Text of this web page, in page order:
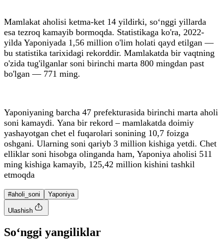
Mamlakat aholisi ketma-ket 14 yildirki, so‘nggi yillarda
esa tezroq kamayib bormoqda. Statistikaga ko'ra, 2022-
yilda Yaponiyada 1,56 million o'lim holati qayd etilgan —
bu statistika tarixidagi rekorddir. Mamlakatda bir vaqtning
o'zida tug'ilganlar soni birinchi marta 800 mingdan past
bo'lgan — 771 ming.
Yaponiyaning barcha 47 prefekturasida birinchi marta aholi
soni kamaydi. Yana bir rekord – mamlakatda doimiy
yashayotgan chet el fuqarolari sonining 10,7 foizga
oshgani. Ularning soni qariyb 3 million kishiga yetdi. Chet
elliklar soni hisobga olinganda ham, Yaponiya aholisi 511
ming kishiga kamayib, 125,42 million kishini tashkil
etmoqda
#aholi_soni Yaponiya
Ulashish
So‘nggi yangiliklar